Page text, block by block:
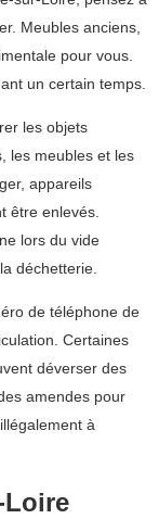
Meubles anciens,
pour vous.
un certain temps.
les objets
les meubles et les
appareils
être enlevés.
lors du vide
déchetterie.
de téléphone de
Certaines
déverser des
amendes pour
à
Loire